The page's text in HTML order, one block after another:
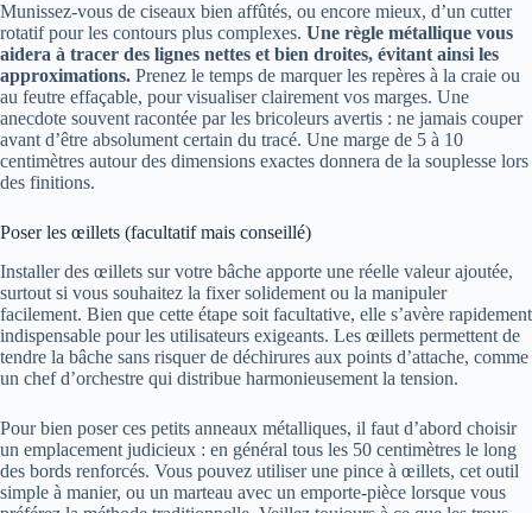
Munissez-vous de ciseaux bien affûtés, ou encore mieux, d’un cutter
rotatif pour les contours plus complexes. Une règle métallique vous
aidera à tracer des lignes nettes et bien droites, évitant ainsi les
approximations. Prenez le temps de marquer les repères à la craie ou
au feutre effaçable, pour visualiser clairement vos marges. Une
anecdote souvent racontée par les bricoleurs avertis : ne jamais couper
avant d’être absolument certain du tracé. Une marge de 5 à 10
centimètres autour des dimensions exactes donnera de la souplesse lors
des finitions.
Poser les œillets (facultatif mais conseillé)
Installer des œillets sur votre bâche apporte une réelle valeur ajoutée,
surtout si vous souhaitez la fixer solidement ou la manipuler
facilement. Bien que cette étape soit facultative, elle s’avère rapidement
indispensable pour les utilisateurs exigeants. Les œillets permettent de
tendre la bâche sans risquer de déchirures aux points d’attache, comme
un chef d’orchestre qui distribue harmonieusement la tension.
Pour bien poser ces petits anneaux métalliques, il faut d’abord choisir
un emplacement judicieux : en général tous les 50 centimètres le long
des bords renforcés. Vous pouvez utiliser une pince à œillets, cet outil
simple à manier, ou un marteau avec un emporte-pièce lorsque vous